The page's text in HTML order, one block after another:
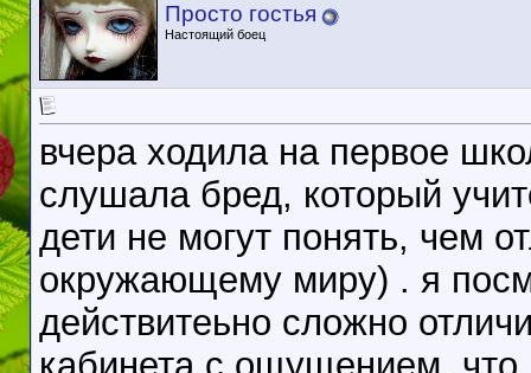
Просто гостья
Настоящий боец
вчера ходила на первое
слушала бред, который
дети не могут понять, чем
окружающему миру) . я
действитеьно сложно